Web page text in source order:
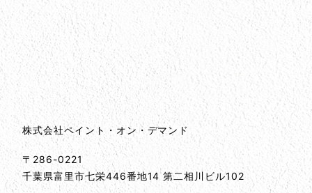
会社情報とサイトマップ
会社情報
株式会社ペイント・オン・デマンド
〒286-0221
千葉県富里市七栄446番地14 第二相川ビル102